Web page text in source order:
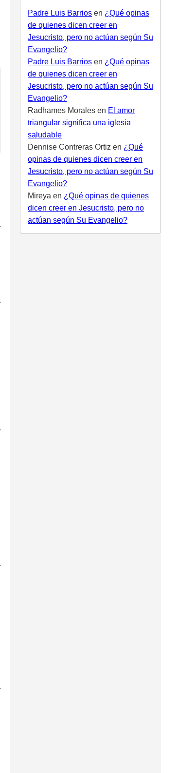
Padre Luis Barrios en ¿Qué opinas
de quienes dicen creer en
Jesucristo, pero no actúan según Su
Evangelio?
Padre Luis Barrios en ¿Qué opinas
de quienes dicen creer en
Jesucristo, pero no actúan según Su
Evangelio?
Radhames Morales en El amor
triangular significa una iglesia
saludable
Dennise Contreras Ortiz en ¿Qué
opinas de quienes dicen creer en
Jesucristo, pero no actúan según Su
Evangelio?
Mireya en ¿Qué opinas de quienes
dicen creer en Jesucristo, pero no
actúan según Su Evangelio?